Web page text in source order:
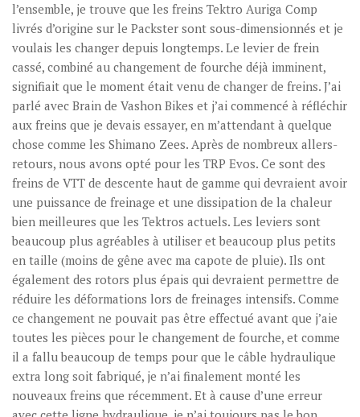
l’ensemble, je trouve que les freins Tektro Auriga Comp
livrés d’origine sur le Packster sont sous-dimensionnés et je
voulais les changer depuis longtemps. Le levier de frein
cassé, combiné au changement de fourche déjà imminent,
signifiait que le moment était venu de changer de freins. J’ai
parlé avec Brain de Vashon Bikes et j’ai commencé à réfléchir
aux freins que je devais essayer, en m’attendant à quelque
chose comme les Shimano Zees. Après de nombreux allers-
retours, nous avons opté pour les TRP Evos. Ce sont des
freins de VTT de descente haut de gamme qui devraient avoir
une puissance de freinage et une dissipation de la chaleur
bien meilleures que les Tektros actuels. Les leviers sont
beaucoup plus agréables à utiliser et beaucoup plus petits
en taille (moins de gêne avec ma capote de pluie). Ils ont
également des rotors plus épais qui devraient permettre de
réduire les déformations lors de freinages intensifs. Comme
ce changement ne pouvait pas être effectué avant que j’aie
toutes les pièces pour le changement de fourche, et comme
il a fallu beaucoup de temps pour que le câble hydraulique
extra long soit fabriqué, je n’ai finalement monté les
nouveaux freins que récemment. Et à cause d’une erreur